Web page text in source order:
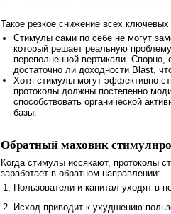
Такое резкое снижение всех
Стимулы сами по себе не могут
который решает реальную
переполненной вертикали.
достаточно ли доходности Blast,
Хотя стимулы могут эффективно
протоколы должны постепенно
способствовать органической
базы.
Обратный маховик
Когда стимулы иссякают, протоколы
заработает в обратном направлении:
Пользователи и капитал уходят в
Исход приводит к ухудшению